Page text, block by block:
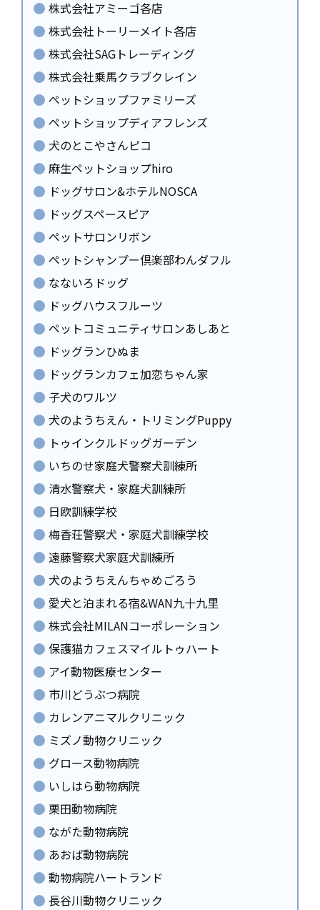
株式会社アミーゴ各店
株式会社トーリーメイト各店
株式会社SAGトレーディング
株式会社乗馬クラブクレイン
ペットショップファミリーズ
ペットショップディアフレンズ
犬のとこやさんピコ
麻生ペットショップhiro
ドッグサロン&ホテルNOSCA
ドッグスペースピア
ペットサロンリボン
ペットシャンプー倶楽部わんダフル
なないろドッグ
ドッグハウスフルーツ
ペットコミュニティサロンあしあと
ドッグランひぬま
ドッグランカフェ加恋ちゃん家
子犬のワルツ
犬のようちえん・トリミングPuppy
トゥインクルドッグガーデン
いちのせ家庭犬警察犬訓練所
清水警察犬・家庭犬訓練所
日欧訓練学校
梅香荘警察犬・家庭犬訓練学校
遠藤警察犬家庭犬訓練所
犬のようちえんちゃめごろう
愛犬と泊まれる宿&WAN九十九里
株式会社MILANコーポレーション
保護猫カフェスマイルトゥハート
アイ動物医療センター
市川どうぶつ病院
カレンアニマルクリニック
ミズノ動物クリニック
グロース動物病院
いしはら動物病院
栗田動物病院
ながた動物病院
あおば動物病院
動物病院ハートランド
長谷川動物クリニック